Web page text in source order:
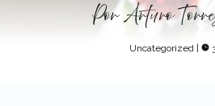
Por Arturo
Uncategorized